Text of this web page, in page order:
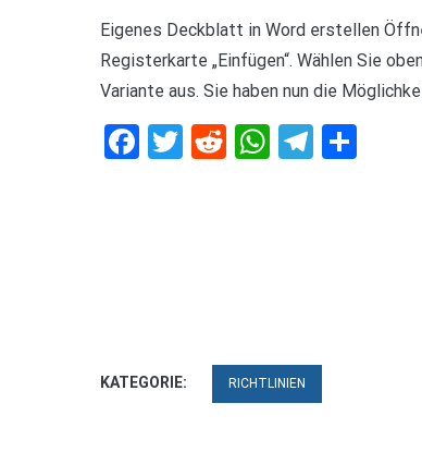
Eigenes Deckblatt in Word erstellen
Registerkarte „Einfügen“. Wählen Sie
Variante aus. Sie haben nun die
Facebook
Twitter
RedditWhatsApp
KATEGORIE: RICHTLINIEN